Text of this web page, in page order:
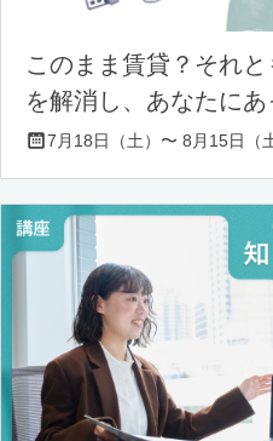
このまま賃貸？それ
を解消し、あなたに
7月18日（土）〜 8月15日（